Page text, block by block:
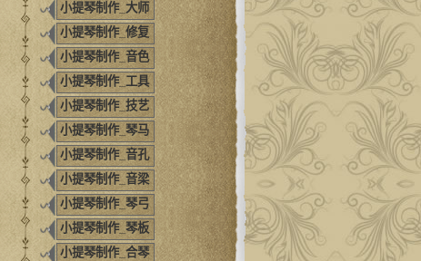
小提琴制作_大师
小提琴制作_修复
小提琴制作_音色
小提琴制作_工具
小提琴制作_技艺
小提琴制作_琴马
小提琴制作_音孔
小提琴制作_音梁
小提琴制作_琴弓
小提琴制作_琴板
小提琴制作_合琴